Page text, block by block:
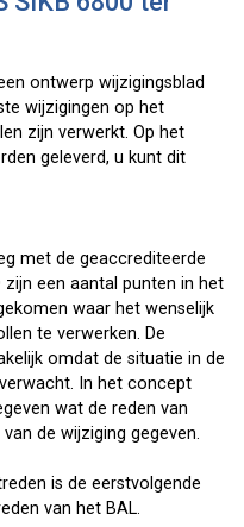
ontwerp wijzigingsblad
wijzigingen op het
zijn verwerkt. Op het
geleverd, u kunt dit
met de geaccrediteerde
zijn een aantal punten in het
waar het wenselijk
te verwerken. De
omdat de situatie in de
In het concept
wat de reden van
de wijziging gegeven.
is de eerstvolgende
van het BAL.